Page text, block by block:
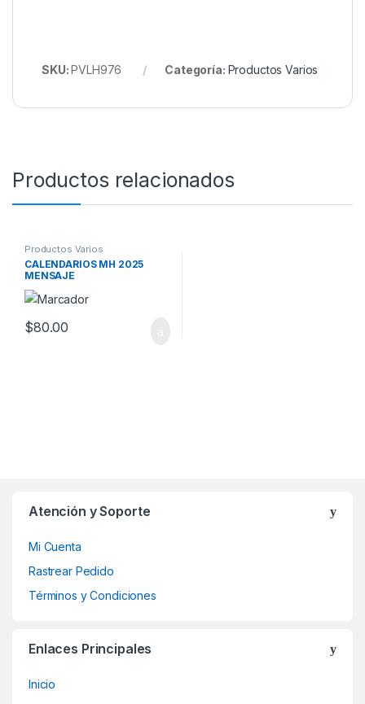
SKU:PVLH976 Categoría: Productos Varios
Productos relacionados
Productos Varios
CALENDARIOS MH 2025
MENSAJE
$80.00
Atención y Soporte
Mi Cuenta
Rastrear Pedido
Términos y Condiciones
Enlaces Principales
Inicio